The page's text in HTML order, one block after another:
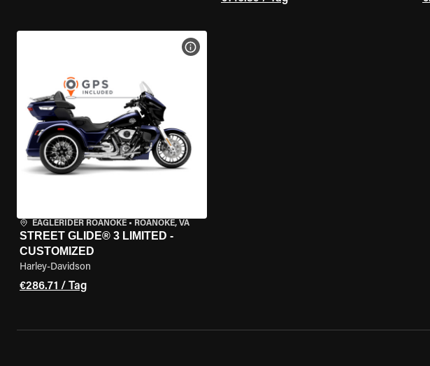
EAGLERIDER ROANOKE • ROANOKE, VA
STREET GLIDE® 3 LIMITED -
CUSTOMIZED
Harley-Davidson
€286.71 / Tag
MOTORRAD-DETAILS ANZEIGEN